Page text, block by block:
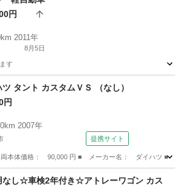
円
2011年
8月5日
す
駅 タント 軽自動車
ツ タント カスタムＶＳ （なし）
円
2007年
提携サイト
本体価格： 90,000 円 ■ メーカー名： ダイハツ ■
ント
なし☆車検2年付き☆アトレーワゴン カス